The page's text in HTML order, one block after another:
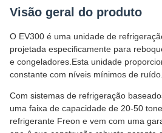
Visão geral do produto
O EV300 é uma unidade de
projetada especificamente para
e congeladores.Esta unidade
constante com níveis mínimos de ruído.
Com sistemas de refrigeração
uma faixa de capacidade de 20-50
refrigerante Freon e vem com uma